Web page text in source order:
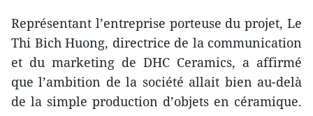
Représentant l’entreprise porteuse du projet, Le
Thi Bich Huong, directrice de la communication
et du marketing de DHC Ceramics, a affirmé
que l’ambition de la société allait bien au-delà
de la simple production d’objets en céramique.